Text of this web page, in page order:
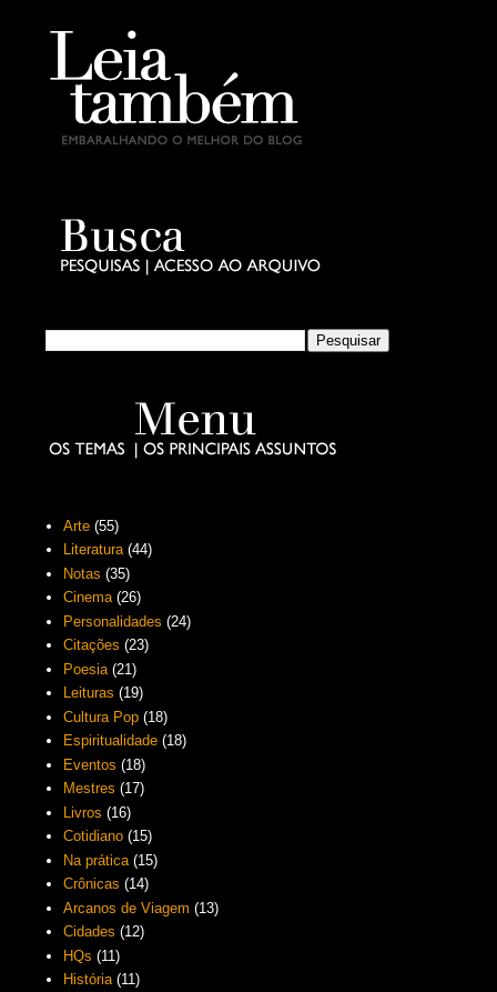
Arte (55)
Literatura (44)
Notas (35)
Cinema (26)
Personalidades (24)
Citações (23)
Poesia (21)
Leituras (19)
Cultura Pop (18)
Espiritualidade (18)
Eventos (18)
Mestres (17)
Livros (16)
Cotidiano (15)
Na prática (15)
Crônicas (14)
Arcanos de Viagem (13)
Cidades (12)
HQs (11)
História (11)